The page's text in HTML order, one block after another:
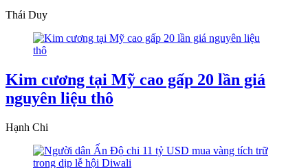
Thái Duy
Kim cương tại Mỹ cao gấp 20 lần giá
nguyên liệu thô
Hạnh Chi